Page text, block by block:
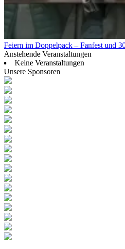
Feiern im Doppelpack – Fanfest und
Anstehende Veranstaltungen
Keine Veranstaltungen
Unsere Sponsoren